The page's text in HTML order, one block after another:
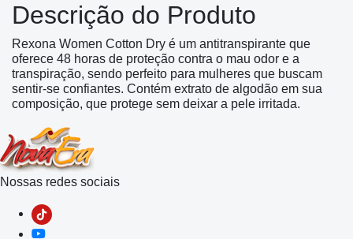
Descrição do Produto
Rexona Women Cotton Dry é um antitranspirante que
oferece 48 horas de proteção contra o mau odor e a
transpiração, sendo perfeito para mulheres que buscam
sentir-se confiantes. Contém extrato de algodão em sua
composição, que protege sem deixar a pele irritada.
Nossas redes sociais